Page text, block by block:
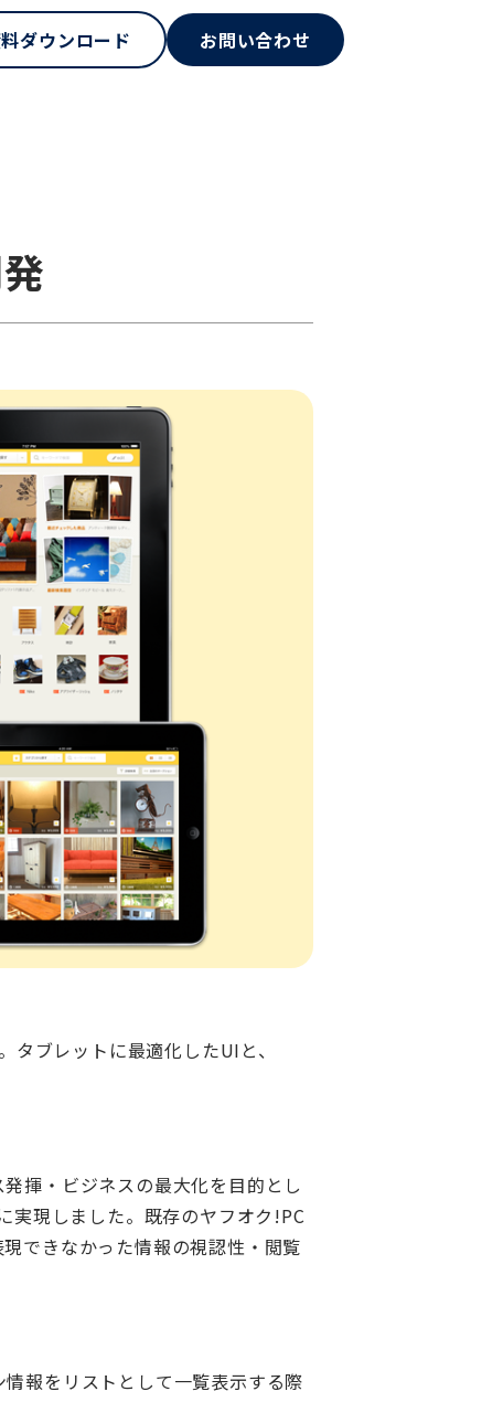
ダウンロード お問い合わせ
ブレットに最適化したUIと、
揮・ビジネスの最大化を目的とし
実現しました。既存のヤフオク!PC
できなかった情報の視認性・閲覧
報をリストとして一覧表示する際